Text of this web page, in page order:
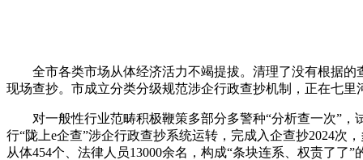
全市各类市场从体经济活力不竭提拔。清理了没有根据的
现场查抄。市成立分类分级规范涉企行政查抄机制，正在七
对一般性行业范畴积极鞭策多部分多警种“分析查一次”，
行“陇上e企查”涉企行政查抄系统运转，完成入企查抄2024
从体454个、法律人员13000余名，构成“条块连系、权责了